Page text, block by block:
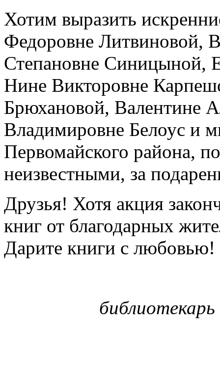
Хотим выразить
Федоровне Литвиновой,
Степановне Синицыной,
Нине Викторовне
Брюхановой, Валентине
Владимировне Белоус и
Первомайского района,
неизвестными, за
Друзья! Хотя акция
книг от благодарных
Дарите книги с любовью!